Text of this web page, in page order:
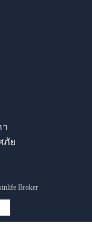
ภัย
Broker